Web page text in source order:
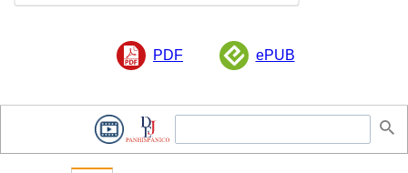
PDF ePUB